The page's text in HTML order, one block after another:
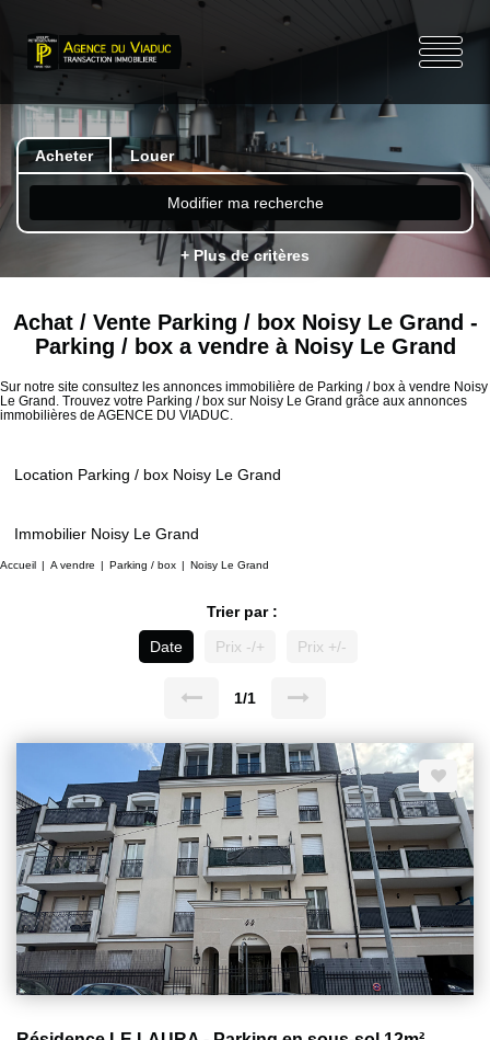
Acheter Louer
Modifier ma recherche
+ Plus de critères
Achat / Vente Parking / box Noisy Le Grand -
Parking / box a vendre à Noisy Le Grand
Sur notre site consultez les annonces immobilière de Parking / box à vendre Noisy
Le Grand. Trouvez votre Parking / box sur Noisy Le Grand grâce aux annonces
immobilières de AGENCE DU VIADUC.
Location Parking / box Noisy Le Grand
Immobilier Noisy Le Grand
Accueil A vendre Parking / box Noisy Le Grand
Trier par :
Date
Prix -/+ Prix +/-
1/1